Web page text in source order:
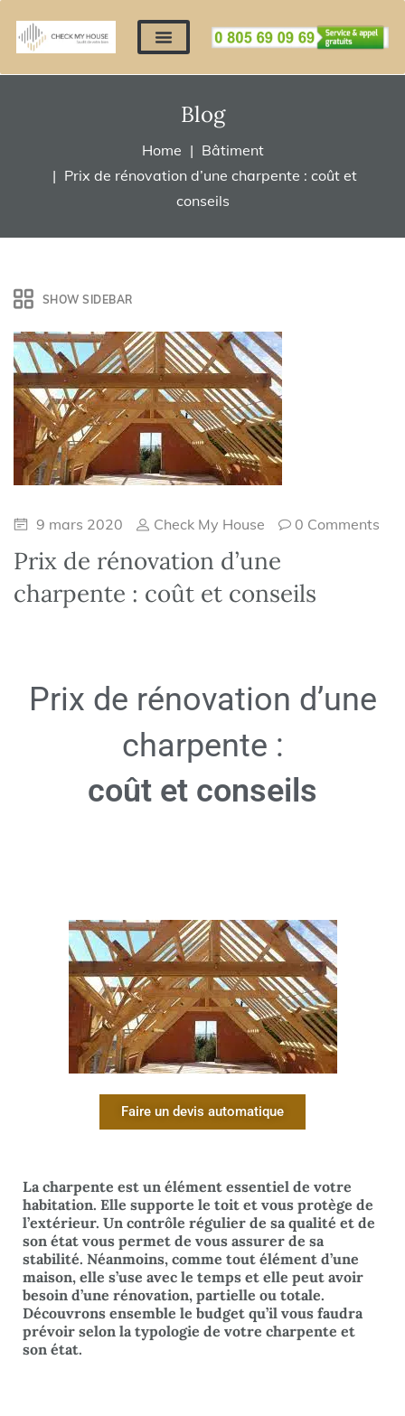
Blog
Home
Bâtiment
Prix de rénovation d’une charpente : coût et
conseils
SHOW SIDEBAR
9 mars 2020 Check My House 0 Comments
Prix de rénovation d’une
charpente : coût et conseils
Prix de rénovation d’une
charpente :
coût et conseils
Faire un devis automatique
La charpente est un élément essentiel de votre
habitation. Elle supporte le toit et vous protège de
l’extérieur. Un contrôle régulier de sa qualité et de
son état vous permet de vous assurer de sa
stabilité. Néanmoins, comme tout élément d’une
maison, elle s’use avec le temps et elle peut avoir
besoin d’une rénovation, partielle ou totale.
Découvrons ensemble le budget qu’il vous faudra
prévoir selon la typologie de votre charpente et
son état.